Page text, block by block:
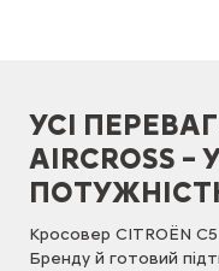
УСІ
AIRCROSS
Кросовер CITROЁN
Бренду й готовий